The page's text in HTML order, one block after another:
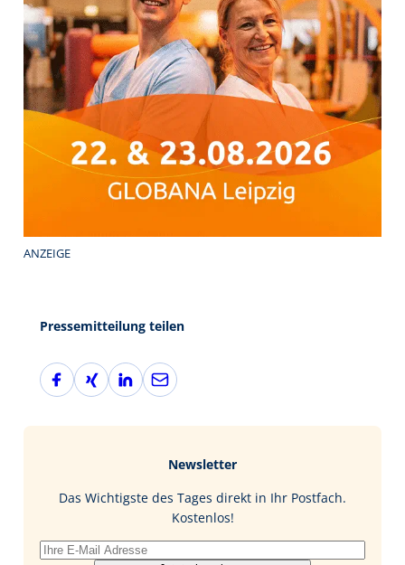
ANZEIGE
Pressemitteilung teilen
F
a
X
i
L
i
I
E
-
Newsletter
Das Wichtigste des Tages direkt in Ihr Postfach.
Kostenlos!